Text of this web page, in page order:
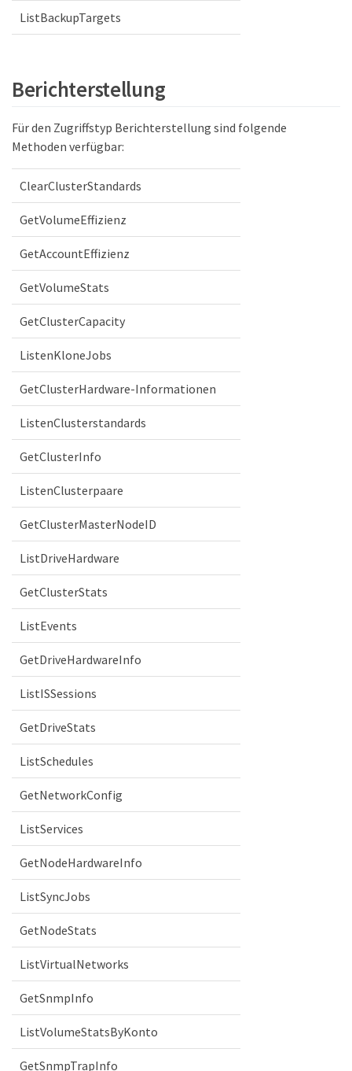
ListBackupTargets
Berichterstellung
Für den Zugriffstyp Berichterstellung sind folgende
Methoden verfügbar:
ClearClusterStandards
GetVolumeEffizienz
GetAccountEffizienz
GetVolumeStats
GetClusterCapacity
ListenKloneJobs
GetClusterHardware-Informationen
ListenClusterstandards
GetClusterInfo
ListenClusterpaare
GetClusterMasterNodeID
ListDriveHardware
GetClusterStats
ListEvents
GetDriveHardwareInfo
ListISSessions
GetDriveStats
ListSchedules
GetNetworkConfig
ListServices
GetNodeHardwareInfo
ListSyncJobs
GetNodeStats
ListVirtualNetworks
GetSnmpInfo
ListVolumeStatsByKonto
GetSnmpTrapInfo